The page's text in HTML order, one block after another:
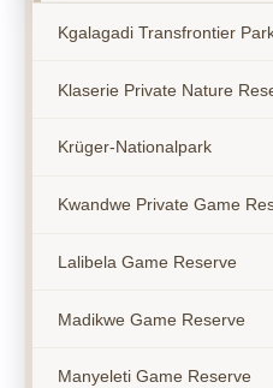
Kgalagadi Transfrontier
Klaserie Private Nature
Krüger-Nationalpark
Kwandwe Private Game
Lalibela Game Reserve
Madikwe Game Reserve
Manyeleti Game Reserve